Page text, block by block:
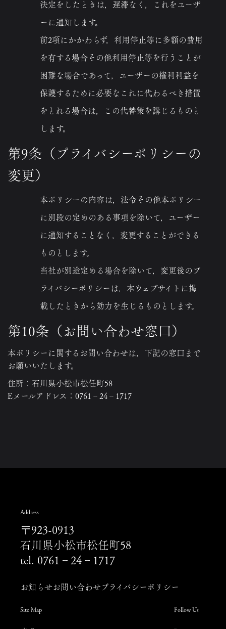
決定をしたときは，遅滞なく，これをユーザ
ーに通知します。
前2項にかかわらず，利用停止等に多額の費用
を有する場合その他利用停止等を行うことが
困難な場合であって，ユーザーの権利利益を
保護するために必要なこれに代わるべき措置
をとれる場合は，この代替策を講じるものと
します。
第9条（プライバシーポリシーの
変更）
本ポリシーの内容は，法令その他本ポリシー
に別段の定めのある事項を除いて，ユーザー
に通知することなく，変更することができる
ものとします。
当社が別途定める場合を除いて，変更後のプ
ライバシーポリシーは，本ウェブサイトに掲
載したときから効力を生じるものとします。
第10条（お問い合わせ窓口）
本ポリシーに関するお問い合わせは，下記の窓口まで
お願いいたします。
住所：石川県小松市松任町58
Eメールアドレス：0761‐24‐1717
Address
〒923-0913
石川県小松市松任町58
tel. 0761‐24‐1717
お知らせ お問い合わせ プライバシーポリシー
Site Map Follow Us